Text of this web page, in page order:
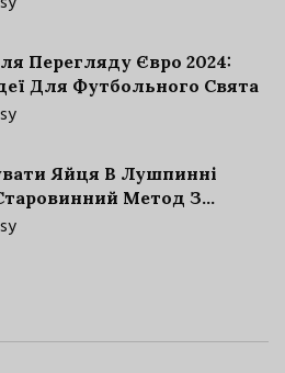
Перегляду Євро 2024:
Для Футбольного Свята
Яйця В Лушпинні
Метод З
Нюансами